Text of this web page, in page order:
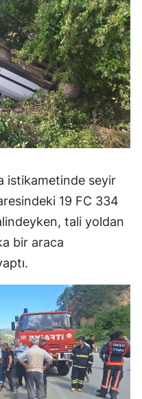
Isparta
Mersin
İstanbul
İzmir
Kars
Kastamonu
Kayseri
Kırklareli
Kırşehir
Konya
Kütahya
Malatya
Manisa
istikametinde seyir
19 FC 334
tali yoldan
bir araca